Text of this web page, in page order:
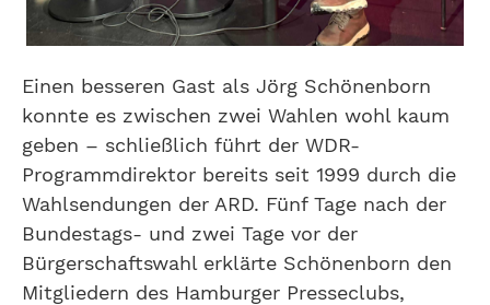
Einen besseren Gast als Jörg Schönenborn
konnte es zwischen zwei Wahlen wohl kaum
geben – schließlich führt der WDR-
Programmdirektor bereits seit 1999 durch die
Wahlsendungen der ARD. Fünf Tage nach der
Bundestags- und zwei Tage vor der
Bürgerschaftswahl erklärte Schönenborn den
Mitgliedern des Hamburger Presseclubs,